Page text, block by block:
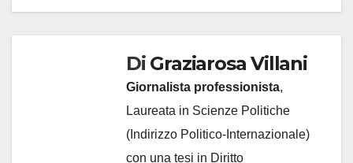
Di Graziarosa Villani
Giornalista professionista,
Laureata in Scienze Politiche
(Indirizzo Politico-Internazionale)
con una tesi in Diritto